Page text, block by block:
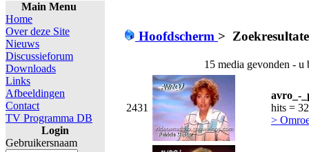
Main Menu
Home
Over deze Site
Nieuws
Discussieforum
Downloads
Links
Afbeeldingen
Contact
TV Programma DB
Login
Gebruikersnaam
Hoofdscherm >
15 media gevonden - u
2431
avro_-
hits =
>